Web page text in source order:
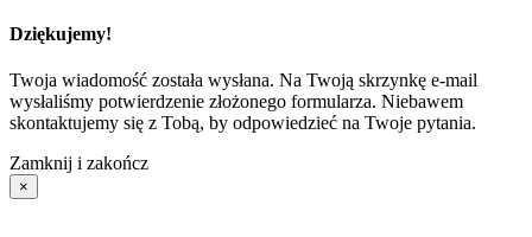
Dziękujemy!
Twoja wiadomość została wysłana. Na Twoją skrzynkę e-mail
wysłaliśmy potwierdzenie złożonego formularza. Niebawem
skontaktujemy się z Tobą, by odpowiedzieć na Twoje pytania.
Zamknij i zakończ
×